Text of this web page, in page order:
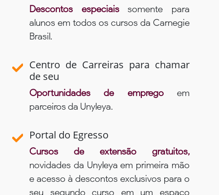
Descontos especiaissomente para
alunos em todos os cursos da Carnegie
Brasil.
Centro de Carreiras para chamar
de seu
Oportunidades de empregoem
parceiros da Unyleya.
Portal do Egresso
Cursos de extensão gratuitos,
novidades da Unyleya em primeira mão
e acesso à descontos exclusivos para o
seu segundo curso em um espaço